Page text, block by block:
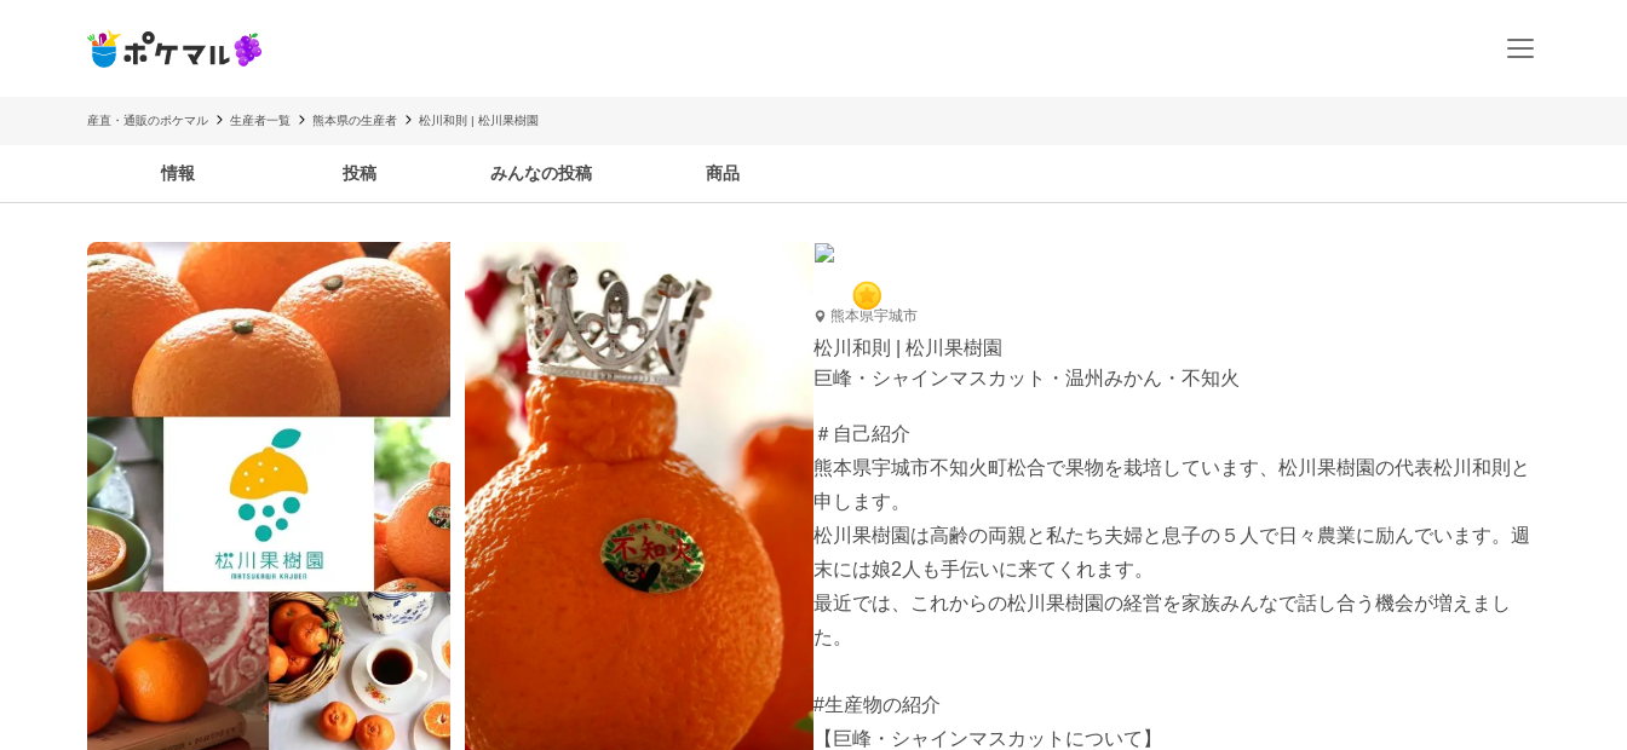
産直・通販のポケマル 生産者一覧 熊本県の生産者 松川和則 | 松川果樹園
情報 投稿 みんなの投稿 商品
熊本県宇城市
松川和則 | 松川果樹園
巨峰・シャインマスカット・温州みかん・不知火
＃自己紹介
熊本県宇城市不知火町松合で果物を栽培しています、松川果樹園の代表松川和則と
申します。
松川果樹園は高齢の両親と私たち夫婦と息子の５人で日々農業に励んでいます。週
末には娘2人も手伝いに来てくれます。
最近では、これからの松川果樹園の経営を家族みんなで話し合う機会が増えまし
た。
#生産物の紹介
【巨峰・シャインマスカットについて】